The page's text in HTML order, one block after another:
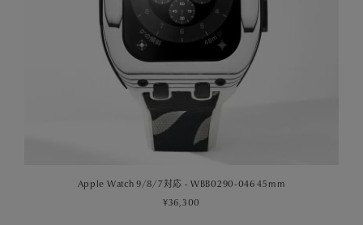
Apple Watch 9/8/7対応 - IPcoating WBB0290-003 45mm